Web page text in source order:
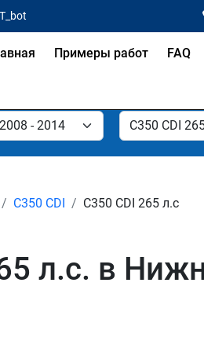
Примеры работ FAQ
C350 CDI C350 CDI 265 л.с
л.с. в